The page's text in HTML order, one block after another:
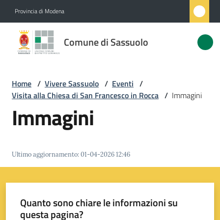
Provincia di Modena
Comune di Sassuolo
Comune
di
Servizi
Vivere
Sassuolo
Menu selezionato
Home / Vivere Sassuolo / Eventi /
Visita alla Chiesa di San Francesco in Rocca / Immagini
Immagini
Ultimo aggiornamento:01-04-2026 12:46
Quanto sono chiare le informazioni su
questa pagina?